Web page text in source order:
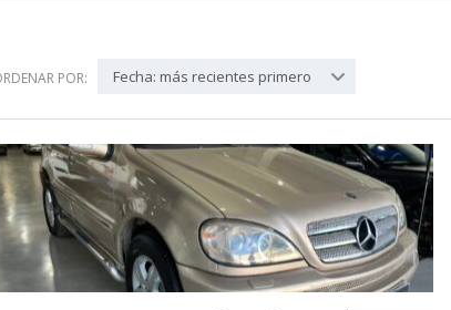
POR: Fecha: más recientes primero